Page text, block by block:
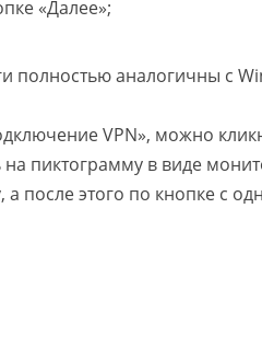
«Далее»;
полностью аналогичны с
VPN», можно
на пиктограмму в виде
а после этого по кнопке с